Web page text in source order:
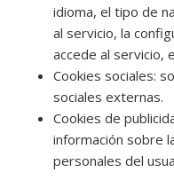
idioma, el tipo de
al servicio, la
accede al servicio,
Cookies sociales:
sociales externas.
Cookies de
información sobre
personales del